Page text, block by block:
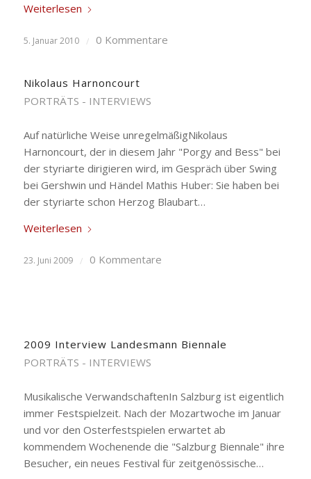
Weiterlesen
5. Januar 2010 / 0 Kommentare
Nikolaus Harnoncourt
PORTRÄTS - INTERVIEWS
Auf natürliche Weise unregelmäßigNikolaus
Harnoncourt, der in diesem Jahr "Porgy and Bess" bei
der styriarte dirigieren wird, im Gespräch über Swing
bei Gershwin und Händel Mathis Huber: Sie haben bei
der styriarte schon Herzog Blaubart…
Weiterlesen
23. Juni 2009 / 0 Kommentare
2009 Interview Landesmann Biennale
PORTRÄTS - INTERVIEWS
Musikalische VerwandschaftenIn Salzburg ist eigentlich
immer Festspielzeit. Nach der Mozartwoche im Januar
und vor den Osterfestspielen erwartet ab
kommendem Wochenende die "Salzburg Biennale" ihre
Besucher, ein neues Festival für zeitgenössische…